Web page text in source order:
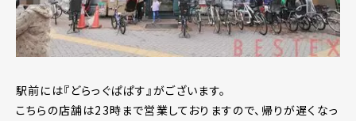
駅前には『どらっぐぱぱす』がございます。
こちらの店舗は23時まで営業しておりますので、帰りが遅くなっ